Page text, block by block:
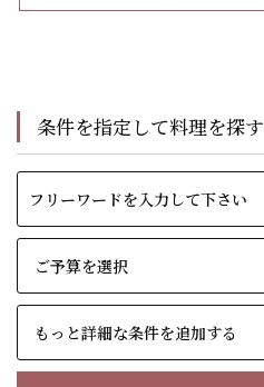
条件を指定して料理を探す
もっと詳細な条件を追加する